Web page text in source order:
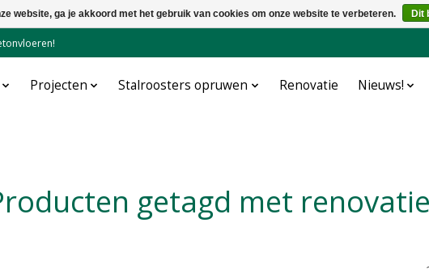
Projecten Stalroosters opruwen Renovatie Nieuws!
Producten getagd met
website, ga je akkoord met het gebruik van cookies om onze website te verbeteren. Dit